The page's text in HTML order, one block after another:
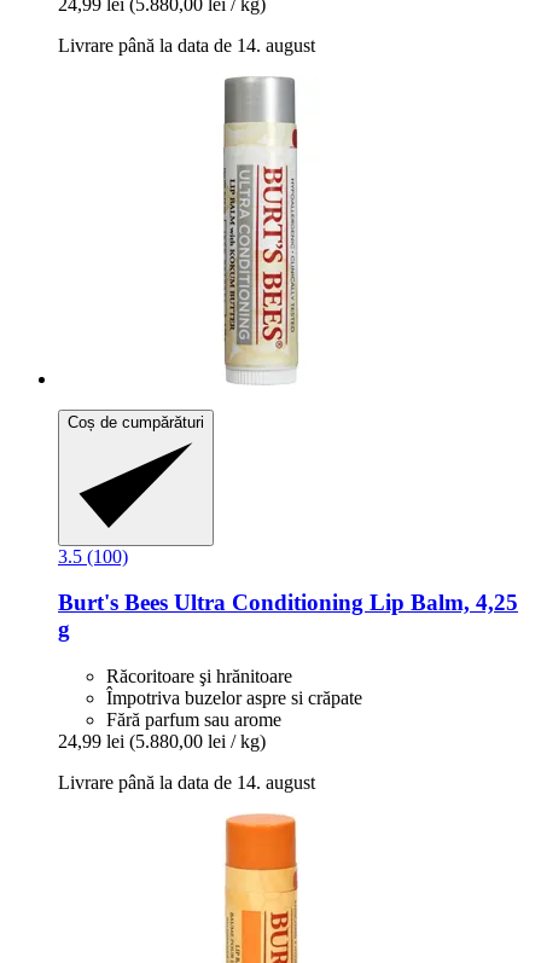
24,99 lei (5.880,00 lei / kg)
Livrare până la data de 14. august
Coș de cumpărături
3.5 (100)
Burt's Bees Ultra Conditioning Lip Balm, 4,25
g
Răcoritoare şi hrănitoare
Împotriva buzelor aspre si crăpate
Fără parfum sau arome
24,99 lei (5.880,00 lei / kg)
Livrare până la data de 14. august